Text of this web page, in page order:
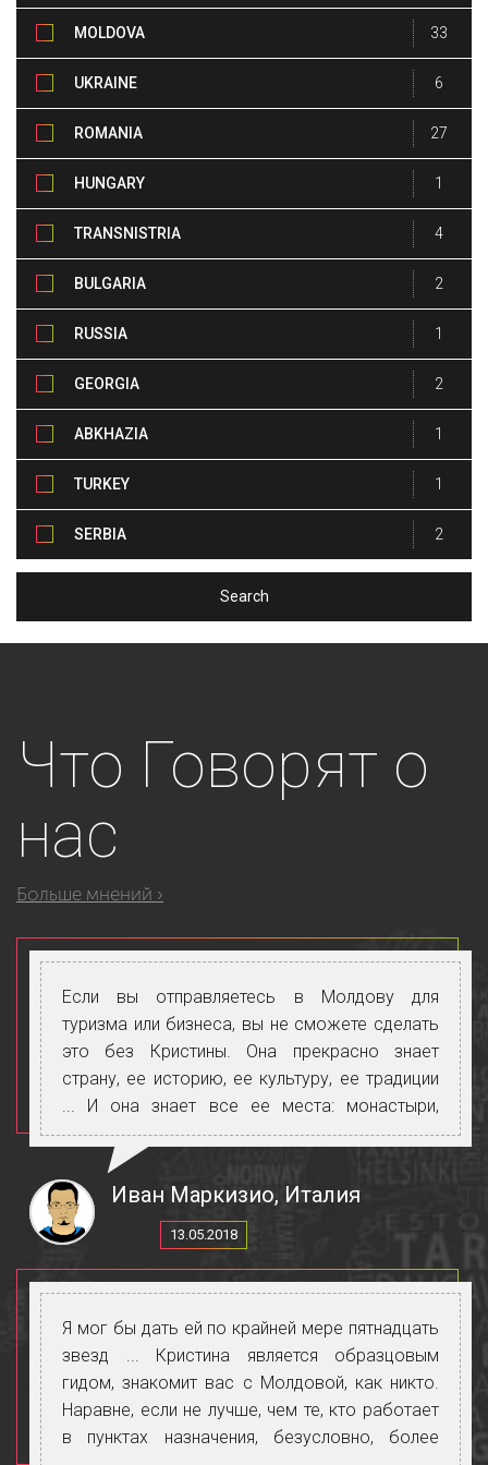
MOLDOVA 33
UKRAINE 6
ROMANIA 27
HUNGARY 1
TRANSNISTRIA 4
BULGARIA 2
RUSSIA 1
GEORGIA 2
ABKHAZIA 1
TURKEY 1
SERBIA 2
Что Говорят о
нас
Больше мнений ›
Если вы отправляетесь в Молдову для
туризма или бизнеса, вы не сможете сделать
это без Кристины. Она прекрасно знает
страну, ее историю, ее культуру, ее традиции
... И она знает все ее места: монастыри,
церкви, деревни. Кроме того, она прекрасно
говорит на русском, румынском и
итальянском языках и позволит вам общаться
со всеми людьми, которых вы встречаете.
Спасибо, Кристина, за то, что сделала эту
поездку красивой и незабываемой.
Иван Маркизио, Италия
13.05.2018
Я мог бы дать ей по крайней мере пятнадцать
звезд ... Кристина является образцовым
гидом, знакомит вас с Молдовой, как никто.
Наравне, если не лучше, чем те, кто работает
в пунктах назначения, безусловно, более